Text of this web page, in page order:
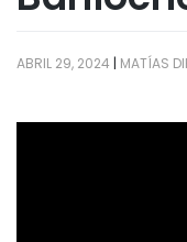
ABRIL 29, 2024 | MATÍAS